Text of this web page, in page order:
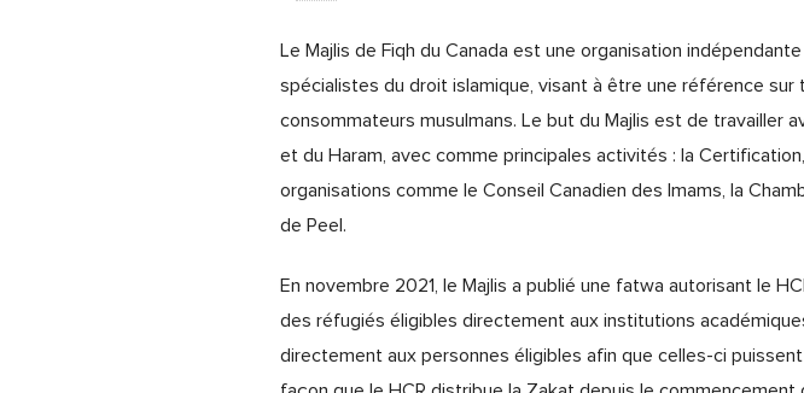
Le Majlis de Fiqh du Canada est une organisation
spécialistes du droit islamique, visant à être une référence
consommateurs musulmans. Le but du Majlis est de travailler
et du Haram, avec comme principales activités : la
organisations comme le Conseil Canadien des Imams, la
de Peel.
En novembre 2021, le Majlis a publié une fatwa autorisant le
des réfugiés éligibles directement aux institutions
directement aux personnes éligibles afin que celles-ci